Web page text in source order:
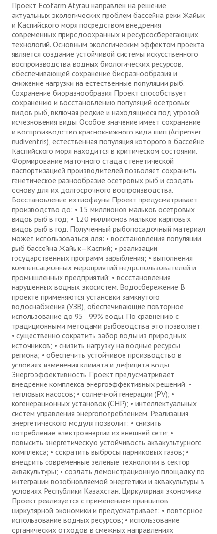
Проект Ecofarm Atyrau направлен на решение
актуальных экологических проблем бассейна реки Жайык
и Каспийского моря посредством внедрения
современных природоохранных и ресурсосберегающих
технологий. Основным экологическим эффектом проекта
является создание устойчивой системы искусственного
воспроизводства водных биологических ресурсов,
обеспечивающей сохранение биоразнообразия и
снижение нагрузки на естественные популяции рыб.
Сохранение биоразнообразия Проект способствует
сохранению и восстановлению популяций осетровых
видов рыб, включая редкие и находящиеся под угрозой
исчезновения виды. Особое значение имеет сохранение
и воспроизводство краснокнижного вида шип (Acipenser
nudiventris), естественная популяция которого в бассейне
Каспийского моря находится в критическом состоянии.
Формирование маточного стада с генетической
паспортизацией производителей позволяет сохранить
генетическое разнообразие осетровых рыб и создать
основу для их долгосрочного воспроизводства.
Восстановление ихтиофауны Проект предусматривает
производство до: • 15 миллионов мальков осетровых
видов рыб в год; • 120 миллионов мальков карповых
видов рыб в год. Полученный рыбопосадочный материал
может использоваться для: • восстановления популяции
рыб бассейна Жайык–Каспий; • реализации
государственных программ зарыбления; • выполнения
компенсационных мероприятий недропользователей и
промышленных предприятий; • восстановления
нарушенных водных экосистем. Водосбережение В
проекте применяются установки замкнутого
водоснабжения (УЗВ), обеспечивающие повторное
использование до 95–99% воды. По сравнению с
традиционными методами рыбоводства это позволяет:
• существенно сократить забор воды из природных
источников; • снизить нагрузку на водные ресурсы
региона; • обеспечить устойчивое производство в
условиях изменения климата и дефицита воды.
Энергоэффективность Проект предусматривает
внедрение комплекса энергоэффективных решений: •
тепловых насосов; • солнечной генерации (PV); •
когенерационных установок (CHP); • интеллектуальных
систем управления энергопотреблением. Реализация
энергетического модуля позволит: • снизить
потребление электроэнергии из внешней сети; •
повысить энергетическую устойчивость аквакультурного
комплекса; • сократить выбросы парниковых газов; •
внедрить современные зеленые технологии в сектор
аквакультуры; • создать демонстрационную площадку по
интеграции возобновляемой энергетики и аквакультуры в
условиях Республики Казахстан. Циркулярная экономика
Проект реализуется с применением принципов
циркулярной экономики и предусматривает: • повторное
использование водных ресурсов; • использование
органических отходов в смежных направлениях